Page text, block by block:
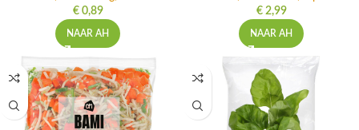
€0,89
NAAR AH
€2,99
NAAR AH